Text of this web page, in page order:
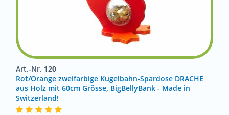
Art.-Nr. 120
Rot/Orange zweifarbige Kugelbahn-Spardose DRACHE
aus Holz mit 60cm Grösse, BigBellyBank - Made in
Switzerland!